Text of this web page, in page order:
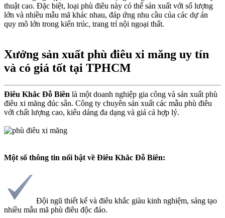
thuật cao. Đặc biệt, loại phù điêu này có thể sản xuất với số lượng
lớn và nhiều mẫu mã khác nhau, đáp ứng nhu cầu của các dự án
quy mô lớn trong kiến trúc, trang trí nội ngoại thất.
Xưởng sản xuất phù điêu xi măng uy tín
và có giá tốt tại TPHCM
Điêu Khắc Đỗ Biên là một doanh nghiệp gia công và sản xuất phù
điêu xi măng đúc sẵn. Công ty chuyên sản xuất các mẫu phù điêu
với chất lượng cao, kiểu dáng đa dạng và giá cả hợp lý.
Một số thông tin nổi bật về Điêu Khắc Đỗ Biên:
Đội ngũ thiết kế và điêu khắc giàu kinh nghiệm, sáng tạo
nhiều mẫu mã phù điêu độc đáo.